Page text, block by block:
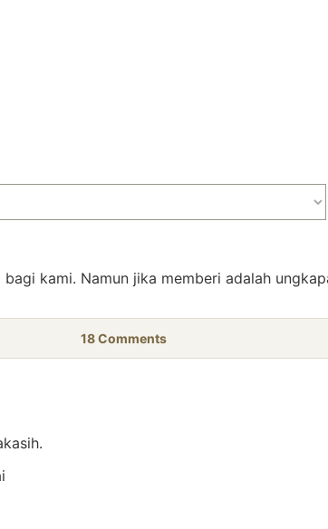
kami. Namun jika memberi adalah
18Comments